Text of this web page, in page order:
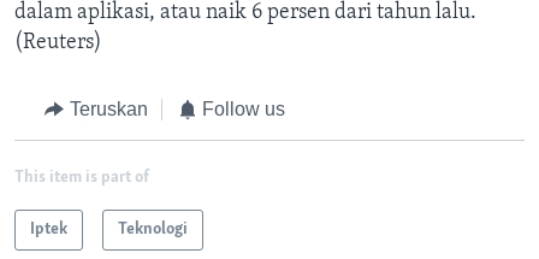
dalam aplikasi, atau naik 6 persen dari tahun lalu.
(Reuters)
Teruskan Follow us
This item is part of
Iptek Teknologi